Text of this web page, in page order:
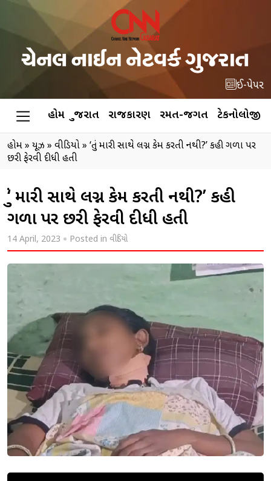
ઈ-પેપર
હોમ ગુજરાત રાજકારણ રમત-જગત ટેકનોલોજી
હોમ» ન્યૂઝ » વીડિયો» ‘તું મારી સાથે લગ્ન કેમ કરતી નથી?’ કહી ગળા પર
છરી ફેરવી દીધી હતી
‘તું મારી સાથે લગ્ન કેમ કરતી નથી?’ કહી
ગળા પર છરી ફેરવી દીધી હતી
14 April, 2023 Posted in વીડિયો